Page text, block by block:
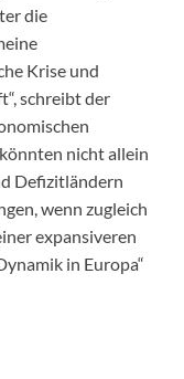
die
Krise und
schreibt der
nicht allein
Defizitländern
wenn zugleich
expansiveren
in Europa“